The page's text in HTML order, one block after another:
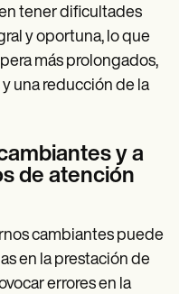
tener dificultades
y oportuna, lo que
más prolongados,
una reducción de la
y a
de atención
cambiantes puede
en la prestación de
errores en la